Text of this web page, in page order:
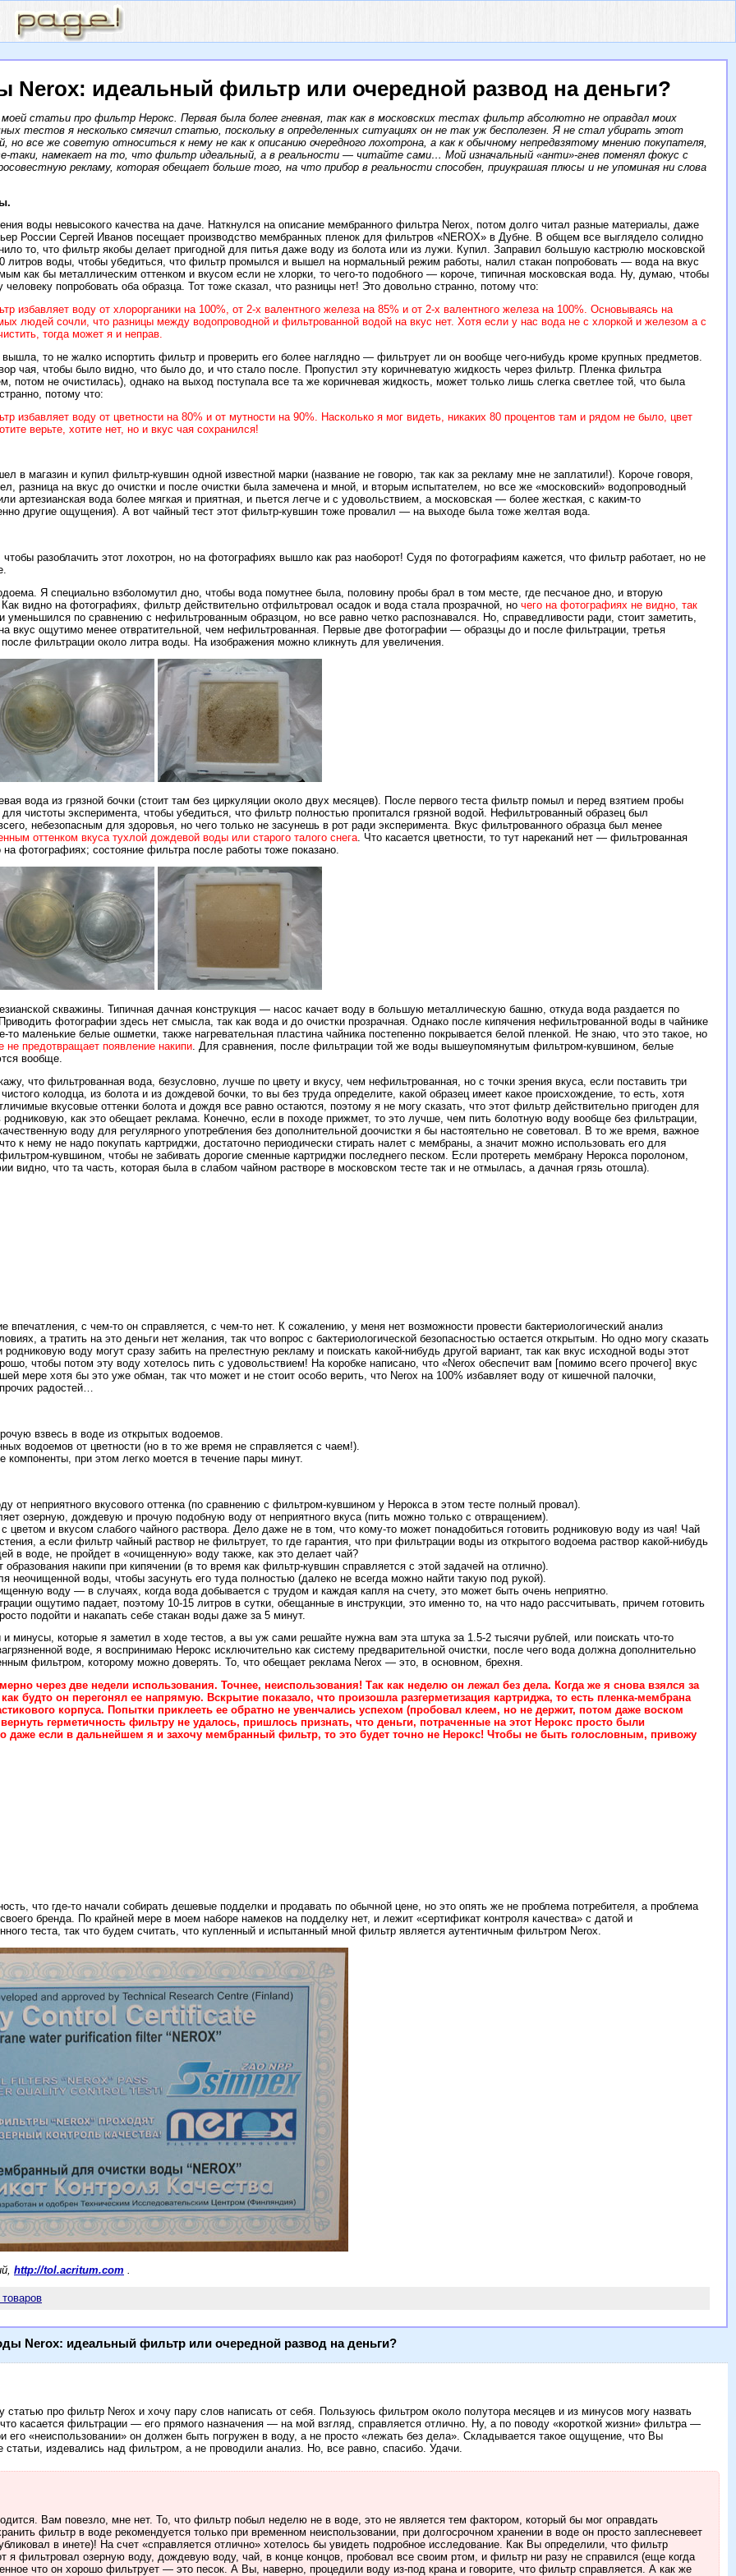
Nerox: идеальный фильтр или очередной развод на деньги?
статьи про фильтр Нерокс. Первая была более гневная, так как в московских тестах фильтр абсолютно не оправдал моих
тестов я несколько смягчил статью, поскольку в определенных ситуациях он не так уж бесполезен. Я не стал убирать этот
все же советую относиться к нему не как к описанию очередного лохотрона, а как к обычному непредвзятому мнению покупателя,
таки, намекает на то, что фильтр идеальный, а в реальности — читайте сами… Мой изначальный «анти»-гнев поменял фокус с
рекламу, которая обещает больше того, на что прибор в реальности способен, приукрашая плюсы и не упоминая ни слова
воды невысокого качества на даче. Наткнулся на описание мембранного фильтра Nerox, потом долго читал разные материалы, даже
России Сергей Иванов посещает производство мембранных пленок для фильтров «NEROX» в Дубне. В общем все выглядело солидно
то, что фильтр якобы делает пригодной для питья даже воду из болота или из лужи. Купил. Заправил большую кастрюлю московской
литров воды, чтобы убедиться, что фильтр промылся и вышел на нормальный режим работы, налил стакан попробовать — вода на вкус
как бы металлическим оттенком и вкусом если не хлорки, то чего-то подобного — короче, типичная московская вода. Ну, думаю, чтобы
попробовать оба образца. Тот тоже сказал, что разницы нет! Это довольно странно, потому что:
избавляет воду от хлорорганики на 100%, от 2-х валентного железа на 85% и от 2-х валентного железа на 100%. Основываясь на
людей сочли, что разницы между водопроводной и фильтрованной водой на вкус нет. Хотя если у нас вода не с хлоркой и железом а с
тогда может я и неправ.
то не жалко испортить фильтр и проверить его более наглядно — фильтрует ли он вообще чего-нибудь кроме крупных предметов.
чая, чтобы было видно, что было до, и что стало после. Пропустил эту коричневатую жидкость через фильтр. Пленка фильтра
потом не очистилась), однако на выход поступала все та же коричневая жидкость, может только лишь слегка светлее той, что была
потому что:
избавляет воду от цветности на 80% и от мутности на 90%. Насколько я мог видеть, никаких 80 процентов там и рядом не было, цвет
верьте, хотите нет, но и вкус чая сохранился!
в магазин и купил фильтр-кувшин одной известной марки (название не говорю, так как за рекламу мне не заплатили!). Короче говоря,
разница на вкус до очистки и после очистки была замечена и мной, и вторым испытателем, но все же «московский» водопроводный
артезианская вода более мягкая и приятная, и пьется легче и с удовольствием, а московская — более жесткая, с каким-то
другие ощущения). А вот чайный тест этот фильтр-кувшин тоже провалил — на выходе была тоже желтая вода.
разоблачить этот лохотрон, но на фотографиях вышло как раз наоборот! Судя по фотографиям кажется, что фильтр работает, но не
Я специально взболомутил дно, чтобы вода помутнее была, половину пробы брал в том месте, где песчаное дно, и вторую
видно на фотографиях, фильтр действительно отфильтровал осадок и вода стала прозрачной, но чего на фотографиях не видно, так
уменьшился по сравнению с нефильтрованным образцом, но все равно четко распознавался. Но, справедливости ради, стоит заметить,
вкус ощутимо менее отвратительной, чем нефильтрованная. Первые две фотографии — образцы до и после фильтрации, третья
фильтрации около литра воды. На изображения можно кликнуть для увеличения.
вода из грязной бочки (стоит там без циркуляции около двух месяцев). После первого теста фильтр помыл и перед взятием пробы
чистоты эксперимента, чтобы убедиться, что фильтр полностью пропитался грязной водой. Нефильтрованный образец был
небезопасным для здоровья, но чего только не засунешь в рот ради эксперимента. Вкус фильтрованного образца был менее
оттенком вкуса тухлой дождевой воды или старого талого снега. Что касается цветности, то тут нареканий нет — фильтрованная
фотографиях; состояние фильтра после работы тоже показано.
скважины. Типичная дачная конструкция — насос качает воду в большую металлическую башню, откуда вода раздается по
фотографии здесь нет смысла, так как вода и до очистки прозрачная. Однако после кипячения нефильтрованной воды в чайнике
то маленькие белые ошметки, также нагревательная пластина чайника постепенно покрывается белой пленкой. Не знаю, что это такое, но
предотвращает появление накипи . Для сравнения, после фильтрации той же воды вышеупомянутым фильтром-кувшином, белые
вообще.
что фильтрованная вода, безусловно, лучше по цвету и вкусу, чем нефильтрованная, но с точки зрения вкуса, если поставить три
колодца, из болота и из дождевой бочки, то вы без труда определите, какой образец имеет какое происхождение, то есть, хотя
вкусовые оттенки болота и дождя все равно остаются, поэтому я не могу сказать, что этот фильтр действительно пригоден для
как это обещает реклама. Конечно, если в походе прижмет, то это лучше, чем пить болотную воду вообще без фильтрации,
воду для регулярного употребления без дополнительной доочистки я бы настоятельно не советовал. В то же время, важное
к нему не надо покупать картриджи, достаточно периодически стирать налет с мембраны, а значит можно использовать его для
кувшином, чтобы не забивать дорогие сменные картриджи последнего песком. Если протереть мембрану Нерокса поролоном,
видно, что та часть, которая была в слабом чайном растворе в московском тесте так и не отмылась, а дачная грязь отошла).
с чем-то он справляется, с чем-то нет. К сожалению, у меня нет возможности провести бактериологический анализ
а тратить на это деньги нет желания, так что вопрос с бактериологической безопасностью остается открытым. Но одно могу сказать
воду могут сразу забить на прелестную рекламу и поискать какой-нибудь другой вариант, так как вкус исходной воды этот
чтобы потом эту воду хотелось пить с удовольствием! На коробке написано, что «Nerox обеспечит вам [помимо всего прочего] вкус
мере хотя бы это уже обман, так что может и не стоит особо верить, что Nerox на 100% избавляет воду от кишечной палочки,
радостей…
взвесь в воде из открытых водоемов.
водоемов от цветности (но в то же время не справляется с чаем!).
компоненты, при этом легко моется в течение пары минут.
от неприятного вкусового оттенка (по сравнению с фильтром-кувшином у Нерокса в этом тесте полный провал).
озерную, дождевую и прочую подобную воду от неприятного вкуса (пить можно только с отвращением).
цветом и вкусом слабого чайного раствора. Дело даже не в том, что кому-то может понадобиться готовить родниковую воду из чая! Чай
а если фильтр чайный раствор не фильтрует, то где гарантия, что при фильтрации воды из открытого водоема раствор какой-нибудь
в воде, не пройдет в «очищенную» воду также, как это делает чай?
накипи при кипячении (в то время как фильтр-кувшин справляется с этой задачей на отлично).
неочищенной воды, чтобы засунуть его туда полностью (далеко не всегда можно найти такую под рукой).
воду — в случаях, когда вода добывается с трудом и каждая капля на счету, это может быть очень неприятно.
ощутимо падает, поэтому 10-15 литров в сутки, обещанные в инструкции, это именно то, на что надо рассчитывать, причем готовить
подойти и накапать себе стакан воды даже за 5 минут.
минусы, которые я заметил в ходе тестов, а вы уж сами решайте нужна вам эта штука за 1.5-2 тысячи рублей, или поискать что-то
воде, я воспринимаю Нерокс исключительно как систему предварительной очистки, после чего вода должна дополнительно
фильтром, которому можно доверять. То, что обещает реклама Nerox — это, в основном, брехня.
через две недели использования. Точнее, неиспользования! Так как неделю он лежал без дела. Когда же я снова взялся за
будто он перегонял ее напрямую. Вскрытие показало, что произошла разгерметизация картриджа, то есть пленка-мембрана
корпуса. Попытки приклееть ее обратно не увенчались успехом (пробовал клеем, но не держит, потом даже воском
герметичность фильтру не удалось, пришлось признать, что деньги, потраченные на этот Нерокс просто были
если в дальнейшем я и захочу мембранный фильтр, то это будет точно не Нерокс! Чтобы не быть голословным, привожу
что где-то начали собирать дешевые подделки и продавать по обычной цене, но это опять же не проблема потребителя, а проблема
бренда. По крайней мере в моем наборе намеков на подделку нет, и лежит «сертификат контроля качества» с датой и
теста, так что будем считать, что купленный и испытанный мной фильтр является аутентичным фильтром Nerox.
http://tol.acritum.com .
Nerox: идеальный фильтр или очередной развод на деньги?
про фильтр Nerox и хочу пару слов написать от себя. Пользуюсь фильтром около полутора месяцев и из минусов могу назвать
касается фильтрации — его прямого назначения — на мой взгляд, справляется отлично. Ну, а по поводу «короткой жизни» фильтра —
его «неиспользовании» он должен быть погружен в воду, а не просто «лежать без дела». Складывается такое ощущение, что Вы
статьи, издевались над фильтром, а не проводили анализ. Но, все равно, спасибо. Удачи.
Вам повезло, мне нет. То, что фильтр побыл неделю не в воде, это не является тем фактором, который бы мог оправдать
фильтр в воде рекомендуется только при временном неиспользовании, при долгосрочном хранении в воде он просто заплесневеет
в инете)! На счет «справляется отлично» хотелось бы увидеть подробное исследование. Как Вы определили, что фильтр
я фильтровал озерную воду, дождевую воду, чай, в конце концов, пробовал все своим ртом, и фильтр ни разу не справился (еще когда
что он хорошо фильтрует — это песок. А Вы, наверно, процедили воду из-под крана и говорите, что фильтр справляется. А как же